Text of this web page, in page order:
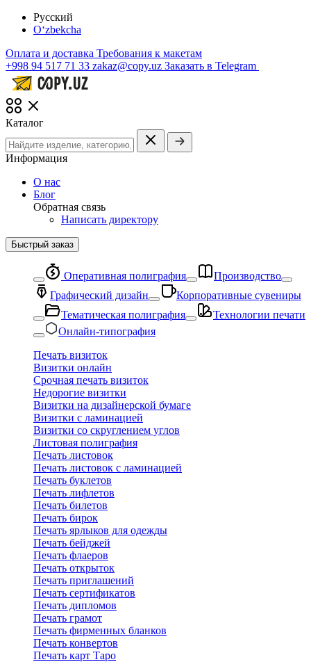
Русский
O‘zbekcha
Оплата и доставка Требования к макетам
+998 94 517 71 33 zakaz@copy.uz Заказать в Telegram
Каталог
Информация
О нас
Блог
Обратная связь
Написать директору
Быстрый заказ
Оперативная полиграфия
Производство
Графический дизайн
Корпоративные сувениры
Тематическая полиграфия
Технологии печати
Онлайн-типография
Печать визиток
Визитки онлайн
Срочная печать визиток
Недорогие визитки
Визитки на дизайнерской бумаге
Визитки с ламинацией
Визитки со скруглением углов
Листовая полиграфия
Печать листовок
Печать листовок с ламинацией
Печать буклетов
Печать лифлетов
Печать билетов
Печать бирок
Печать ярлыков для одежды
Печать бейджей
Печать флаеров
Печать открыток
Печать приглашений
Печать сертификатов
Печать дипломов
Печать грамот
Печать фирменных бланков
Печать конвертов
Печать карт Таро